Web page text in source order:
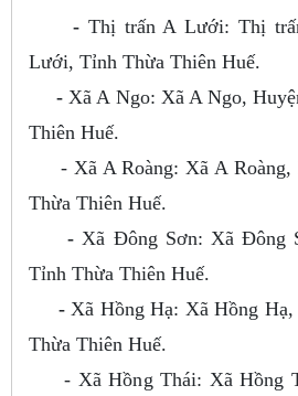
- Thị trấn A Lưới: Thị
Lưới, Tỉnh Thừa Thiên Huế.
- Xã A Ngo: Xã A Ngo,
Thiên Huế.
- Xã A Roàng: Xã A Roàng,
Thừa Thiên Huế.
- Xã Đông Sơn: Xã Đông
Tỉnh Thừa Thiên Huế.
- Xã Hồng Hạ: Xã Hồng
Thừa Thiên Huế.
- Xã Hồng Thái: Xã Hồng